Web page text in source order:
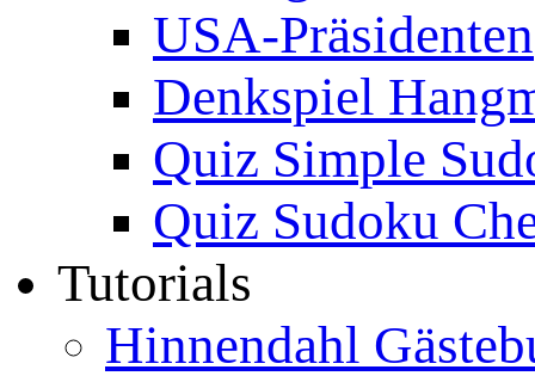
USA-Präsidenten
Denkspiel
Quiz Simple
Quiz Sudoku
Tutorials
Hinnendahl